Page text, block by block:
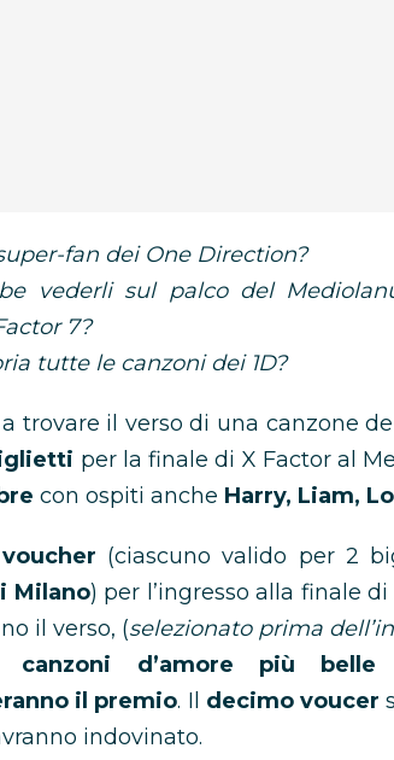
fan dei One Direction?
vederli sul palco del
7?
tutte le canzoni dei 1D?
trovare il verso di una canzone
per la finale di X Factor al
con ospiti anche Harry, Liam,
(ciascuno valido per 2
Milano) per l’ingresso alla finale di
il verso, (selezionato prima
canzoni d’amore più
il premio. Il decimo voucer
indovinato.